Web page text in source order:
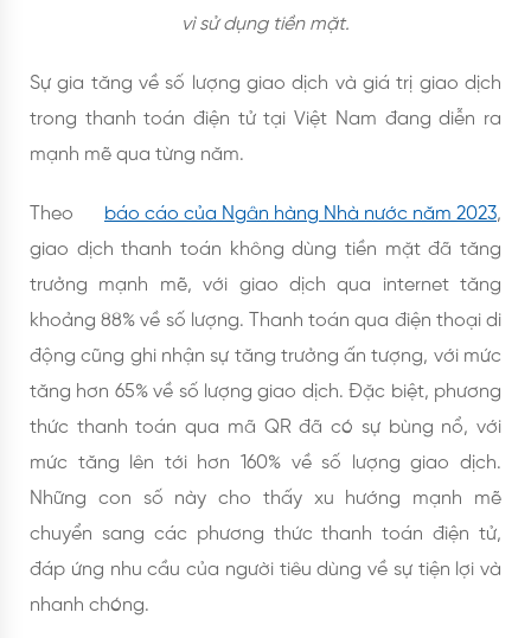
vì sử dụng tiền mặt.
Sự gia tăng về số lượng giao dịch và giá trị giao dịch
trong thanh toán điện tử tại Việt Nam đang diễn ra
mạnh mẽ qua từng năm.
Theo báo cáo của Ngân hàng Nhà nước năm 2023,
giao dịch thanh toán không dùng tiền mặt đã tăng
trưởng mạnh mẽ, với giao dịch qua internet tăng
khoảng 88% về số lượng. Thanh toán qua điện thoại di
động cũng ghi nhận sự tăng trưởng ấn tượng, với mức
tăng hơn 65% về số lượng giao dịch. Đặc biệt, phương
thức thanh toán qua mã QR đã có sự bùng nổ, với
mức tăng lên tới hơn 160% về số lượng giao dịch.
Những con số này cho thấy xu hướng mạnh mẽ
chuyển sang các phương thức thanh toán điện tử,
đáp ứng nhu cầu của người tiêu dùng về sự tiện lợi và
nhanh chóng.